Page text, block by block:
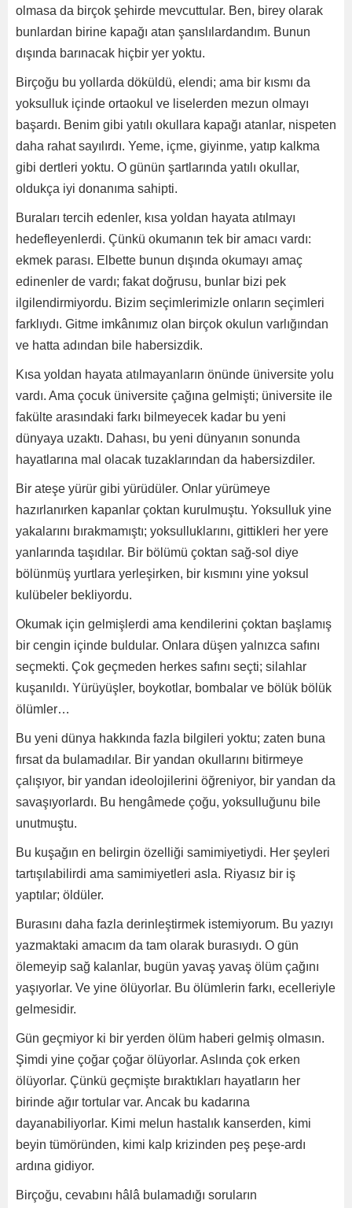
olmasa da birçok şehirde mevcuttular. Ben, birey olarak
bunlardan birine kapağı atan şanslılardandım. Bunun
dışında barınacak hiçbir yer yoktu.
Birçoğu bu yollarda döküldü, elendi; ama bir kısmı da
yoksulluk içinde ortaokul ve liselerden mezun olmayı
başardı. Benim gibi yatılı okullara kapağı atanlar, nispeten
daha rahat sayılırdı. Yeme, içme, giyinme, yatıp kalkma
gibi dertleri yoktu. O günün şartlarında yatılı okullar,
oldukça iyi donanıma sahipti.
Buraları tercih edenler, kısa yoldan hayata atılmayı
hedefleyenlerdi. Çünkü okumanın tek bir amacı vardı:
ekmek parası. Elbette bunun dışında okumayı amaç
edinenler de vardı; fakat doğrusu, bunlar bizi pek
ilgilendirmiyordu. Bizim seçimlerimizle onların seçimleri
farklıydı. Gitme imkânımız olan birçok okulun varlığından
ve hatta adından bile habersizdik.
Kısa yoldan hayata atılmayanların önünde üniversite yolu
vardı. Ama çocuk üniversite çağına gelmişti; üniversite ile
fakülte arasındaki farkı bilmeyecek kadar bu yeni
dünyaya uzaktı. Dahası, bu yeni dünyanın sonunda
hayatlarına mal olacak tuzaklarından da habersizdiler.
Bir ateşe yürür gibi yürüdüler. Onlar yürümeye
hazırlanırken kapanlar çoktan kurulmuştu. Yoksulluk yine
yakalarını bırakmamıştı; yoksulluklarını, gittikleri her yere
yanlarında taşıdılar. Bir bölümü çoktan sağ-sol diye
bölünmüş yurtlara yerleşirken, bir kısmını yine yoksul
kulübeler bekliyordu.
Okumak için gelmişlerdi ama kendilerini çoktan başlamış
bir cengin içinde buldular. Onlara düşen yalnızca safını
seçmekti. Çok geçmeden herkes safını seçti; silahlar
kuşanıldı. Yürüyüşler, boykotlar, bombalar ve bölük bölük
ölümler…
Bu yeni dünya hakkında fazla bilgileri yoktu; zaten buna
fırsat da bulamadılar. Bir yandan okullarını bitirmeye
çalışıyor, bir yandan ideolojilerini öğreniyor, bir yandan da
savaşıyorlardı. Bu hengâmede çoğu, yoksulluğunu bile
unutmuştu.
Bu kuşağın en belirgin özelliği samimiyetiydi. Her şeyleri
tartışılabilirdi ama samimiyetleri asla. Riyasız bir iş
yaptılar; öldüler.
Burasını daha fazla derinleştirmek istemiyorum. Bu yazıyı
yazmaktaki amacım da tam olarak burasıydı. O gün
ölemeyip sağ kalanlar, bugün yavaş yavaş ölüm çağını
yaşıyorlar. Ve yine ölüyorlar. Bu ölümlerin farkı, ecelleriyle
gelmesidir.
Gün geçmiyor ki bir yerden ölüm haberi gelmiş olmasın.
Şimdi yine çoğar çoğar ölüyorlar. Aslında çok erken
ölüyorlar. Çünkü geçmişte bıraktıkları hayatların her
birinde ağır tortular var. Ancak bu kadarına
dayanabiliyorlar. Kimi melun hastalık kanserden, kimi
beyin tümöründen, kimi kalp krizinden peş peşe-ardı
ardına gidiyor.
Birçoğu, cevabını hâlâ bulamadığı soruların